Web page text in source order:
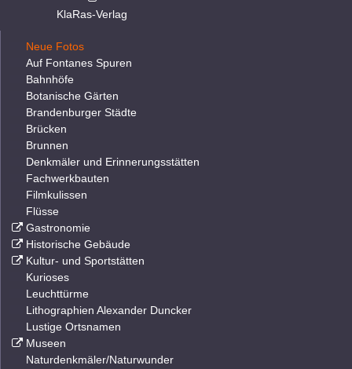
KlaRas-Verlag
Neue Fotos
Auf Fontanes Spuren
Bahnhöfe
Botanische Gärten
Brandenburger Städte
Brücken
Brunnen
Denkmäler und Erinnerungsstätten
Fachwerkbauten
Filmkulissen
Flüsse
Gastronomie
Historische Gebäude
Kultur- und Sportstätten
Kurioses
Leuchttürme
Lithographien Alexander Duncker
Lustige Ortsnamen
Museen
Naturdenkmäler/Naturwunder